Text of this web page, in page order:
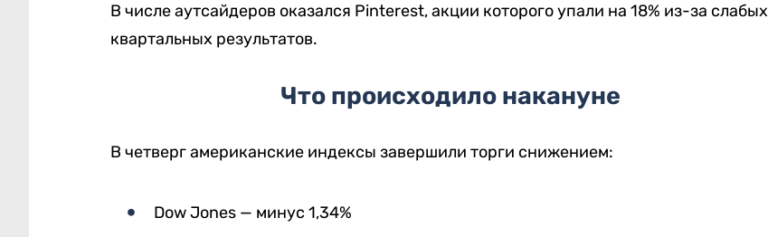
В числе аутсайдеров оказался Pinterest, акции которого упали на 18% из-за слабых
квартальных результатов.
Что происходило накануне
В четверг американские индексы завершили торги снижением:
Dow Jones — минус 1,34%